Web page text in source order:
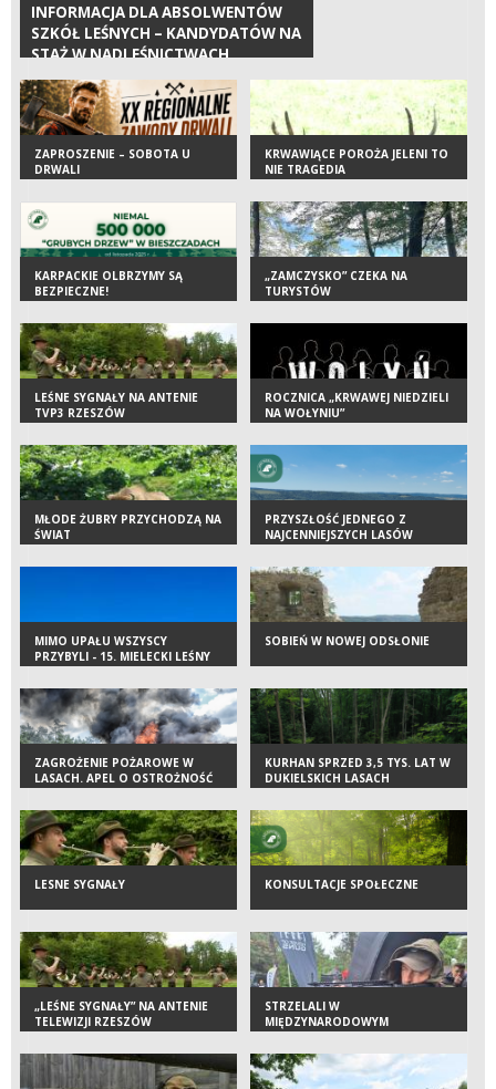
INFORMACJA DLA ABSOLWENTÓW
SZKÓŁ LEŚNYCH – KANDYDATÓW NA
STAŻ W NADLEŚNICTWACH
ZGRUPOWANYCH W REGIONALNEJ
DYREKCJI LASÓW PAŃSTWOWYCH W
KROŚNIE W 2026 ROKU
ZAPROSZENIE – SOBOTA U
DRWALI
KRWAWIĄCE POROŻA JELENI TO
NIE TRAGEDIA
KARPACKIE OLBRZYMY SĄ
BEZPIECZNE!
„ZAMCZYSKO” CZEKA NA
TURYSTÓW
LEŚNE SYGNAŁY NA ANTENIE
TVP3 RZESZÓW
ROCZNICA „KRWAWEJ NIEDZIELI
NA WOŁYNIU”
MŁODE ŻUBRY PRZYCHODZĄ NA
ŚWIAT
PRZYSZŁOŚĆ JEDNEGO Z
NAJCENNIEJSZYCH LASÓW
KARPAT. „STAWIAMY NA
KOMPROMIS”
MIMO UPAŁU WSZYSCY
PRZYBYLI - 15. MIELECKI LEŚNY
MINIRAJD ROWEROWY
SOBIEŃ W NOWEJ ODSŁONIE
ZAGROŻENIE POŻAROWE W
LASACH. APEL O OSTROŻNOŚĆ
KURHAN SPRZED 3,5 TYS. LAT W
DUKIELSKICH LASACH
LESNE SYGNAŁY KONSULTACJE SPOŁECZNE
„LEŚNE SYGNAŁY” NA ANTENIE
TELEWIZJI RZESZÓW
STRZELALI W
MIĘDZYNARODOWYM
TOWARZYSTWIE